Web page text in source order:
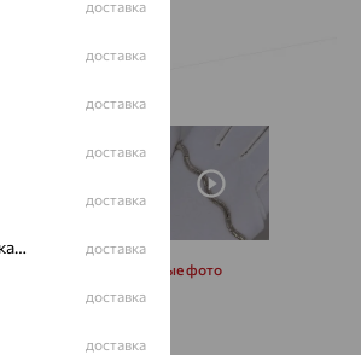
Запросить дополнительные фото
доставка
доставка
доставка
доставка
доставка
Актюбинский, Азнакаевский район доставка
доставка
доставка